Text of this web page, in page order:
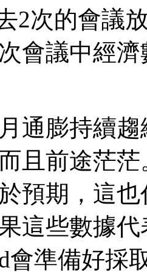
2次的會議
會議中經
通膨持續
且前途茫
預期，這
這些數據
會準備好採